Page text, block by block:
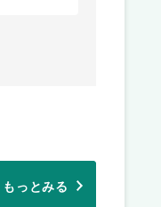
もっとみる